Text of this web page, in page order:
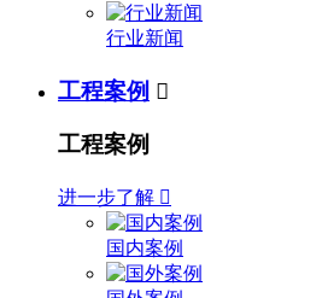
行业新闻
工程案例 
工程案例
进一步了解 
国内案例